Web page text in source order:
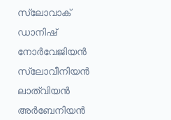
സ്ലോവാക്
ഡാനിഷ്
നോർവേജിയൻ
സ്ലോവീനിയൻ
ലാത്വിയൻ
അർബേനിയൻ